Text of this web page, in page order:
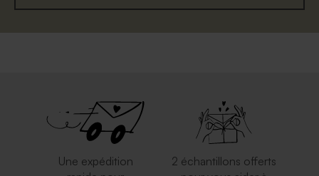
Une expédition
2 échantillons offerts